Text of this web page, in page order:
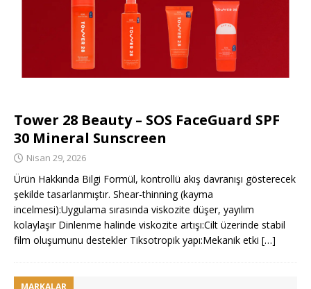
Tower 28 Beauty – SOS FaceGuard SPF
30 Mineral Sunscreen
Nisan 29, 2026
Ürün Hakkında Bilgi Formül, kontrollü akış davranışı gösterecek
şekilde tasarlanmıştır. Shear-thinning (kayma
incelmesi):Uygulama sırasında viskozite düşer, yayılım
kolaylaşır Dinlenme halinde viskozite artışı:Cilt üzerinde stabil
film oluşumunu destekler Tiksotropik yapı:Mekanik etki […]
MARKALAR